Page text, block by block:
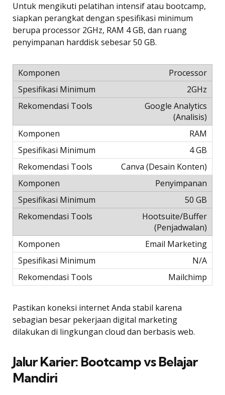
Untuk mengikuti pelatihan intensif atau bootcamp,
siapkan perangkat dengan spesifikasi minimum
berupa processor 2GHz, RAM 4 GB, dan ruang
penyimpanan harddisk sebesar 50 GB.
Processor
2GHz
Google Analytics
(Analisis)
RAM
4 GB
Canva (Desain Konten)
Penyimpanan
50 GB
Hootsuite/Buffer
(Penjadwalan)
Email Marketing
N/A
Mailchimp
Pastikan koneksi internet Anda stabil karena
sebagian besar pekerjaan digital marketing
dilakukan di lingkungan cloud dan berbasis web.
Jalur Karier: Bootcamp vs Belajar
Mandiri